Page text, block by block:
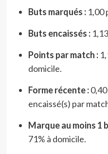
Buts marqués :1,00
Buts encaissés :
Points par match :
domicile.
Forme récente :0,40
encaissé(s) par
Marque au moins 1
71% à domicile.